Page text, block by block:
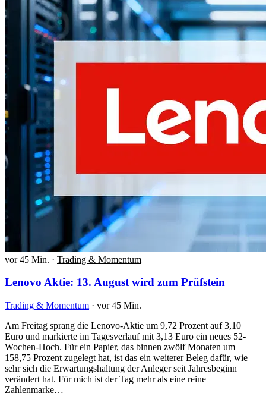
vor 45 Min. · Trading & Momentum
Lenovo Aktie: 13. August wird zum Prüfstein
Trading & Momentum · vor 45 Min.
Am Freitag sprang die Lenovo-Aktie um 9,72 Prozent auf 3,10
Euro und markierte im Tagesverlauf mit 3,13 Euro ein neues 52-
Wochen-Hoch. Für ein Papier, das binnen zwölf Monaten um
158,75 Prozent zugelegt hat, ist das ein weiterer Beleg dafür, wie
sehr sich die Erwartungshaltung der Anleger seit Jahresbeginn
verändert hat. Für mich ist der Tag mehr als eine reine
Zahlenmarke…